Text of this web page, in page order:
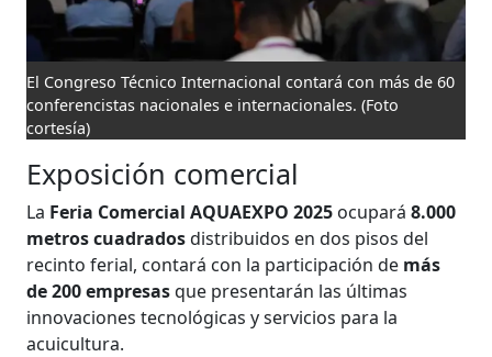
El Congreso Técnico Internacional contará con más de 60
conferencistas nacionales e internacionales. (Foto
cortesía)
Exposición comercial
La Feria Comercial AQUAEXPO 2025 ocupará8.000
metros cuadradosdistribuidos en dos pisos del
recinto ferial, contará con la participación de más
de 200 empresasque presentarán las últimas
innovaciones tecnológicas y servicios para la
acuicultura.